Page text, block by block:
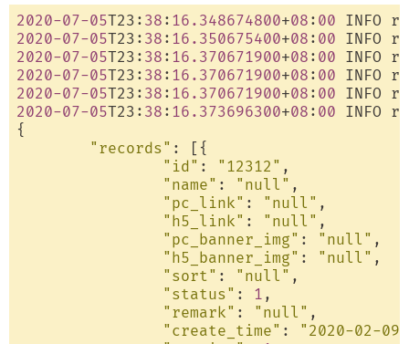
2020-07-05T23: 38 : 16.348674800+08 : 00 INFO
2020-07-05T23: 38 : 16.350675400+08 : 00 INFO
2020-07-05T23: 38 : 16.370671900+08 : 00 INFO
2020-07-05T23: 38 : 16.370671900+08 : 00 INFO
2020-07-05T23: 38 : 16.370671900+08 : 00 INFO
2020-07-05T23: 38 : 16.373696300+08 : 00 INFO
{
"records" : [{
"id" : "12312" ,
"name" : "null" ,
"pc_link" : "null" ,
"h5_link" : "null" ,
"pc_banner_img" : "null" ,
"h5_banner_img" : "null" ,
"sort" : "null" ,
"status" : 1 ,
"remark" : "null" ,
"create_time" : "2020-02-09